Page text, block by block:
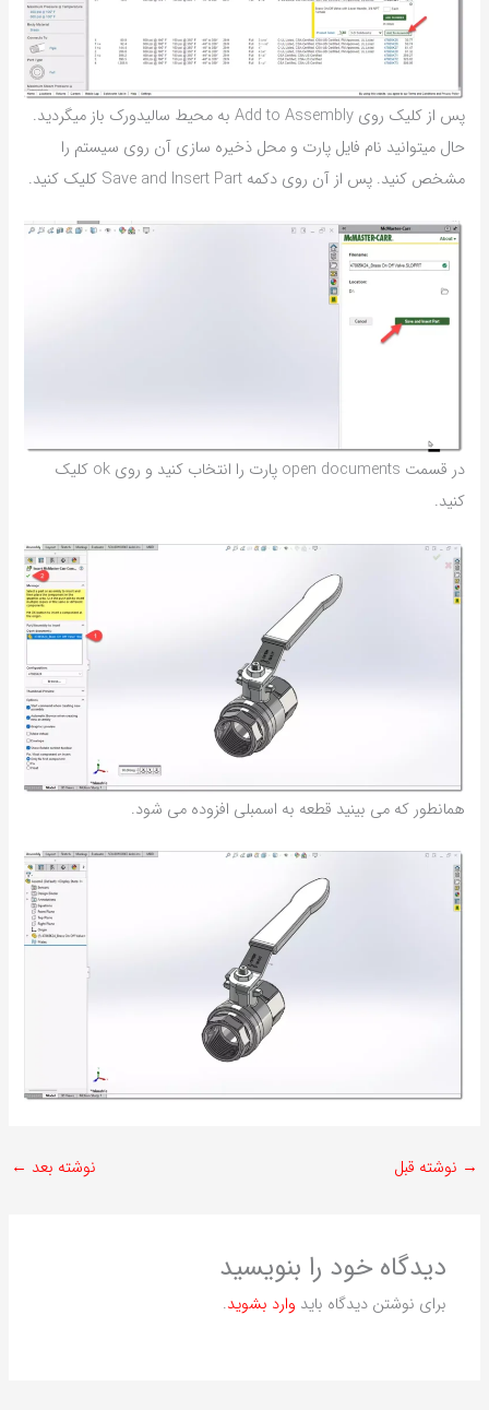
پس از کلیک روی Add to Assembly به محیط سالیدورک باز میگردید.
حال میتوانید نام فایل پارت و محل ذخیره سازی آن روی سیستم را
مشخص کنید. پس از آن روی دکمه Save and Insert Part کلیک کنید.
در قسمت open documents پارت را انتخاب کنید و روی ok کلیک
کنید.
همانطور که می بینید قطعه به اسمبلی افزوده می شود.
→ نوشته قبل نوشته بعد ←
دیدگاه‌ خود را بنویسید
برای نوشتن دیدگاه باید وارد بشوید.